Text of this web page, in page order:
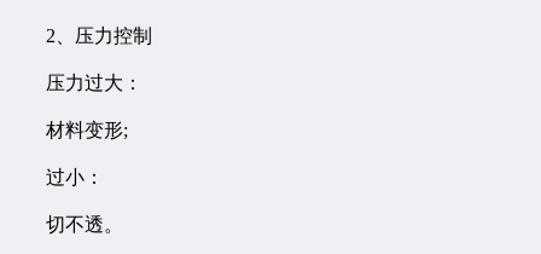
2、压力控制
压力过大：
材料变形;
过小：
切不透。